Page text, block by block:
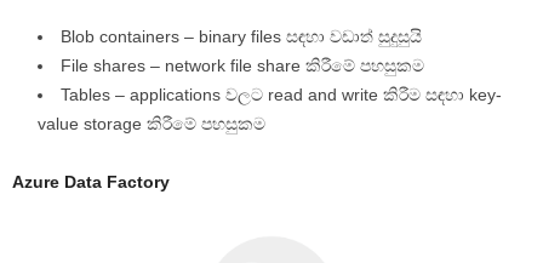
Blob containers – binary files සඳහා වඩාත් සුදුසුයි
File shares – network file share කිරීමේ පහසුකම
Tables – applications වලට read and write කිරීම සඳහා key-
value storage කිරීමේ පහසුකම
Azure Data Factory